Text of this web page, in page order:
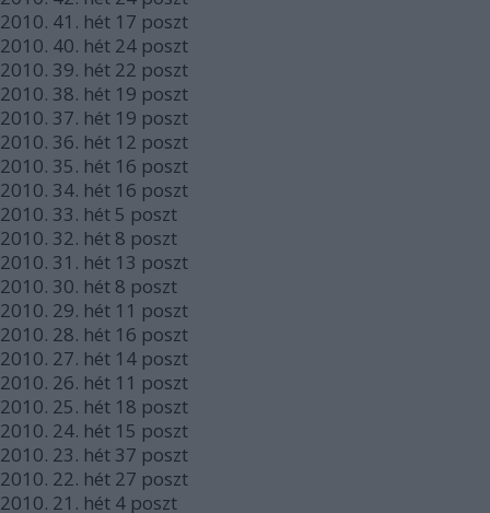
2010. 41. hét 17 poszt
2010. 40. hét 24 poszt
2010. 39. hét 22 poszt
2010. 38. hét 19 poszt
2010. 37. hét 19 poszt
2010. 36. hét 12 poszt
2010. 35. hét 16 poszt
2010. 34. hét 16 poszt
2010. 33. hét 5 poszt
2010. 32. hét 8 poszt
2010. 31. hét 13 poszt
2010. 30. hét 8 poszt
2010. 29. hét 11 poszt
2010. 28. hét 16 poszt
2010. 27. hét 14 poszt
2010. 26. hét 11 poszt
2010. 25. hét 18 poszt
2010. 24. hét 15 poszt
2010. 23. hét 37 poszt
2010. 22. hét 27 poszt
2010. 21. hét 4 poszt